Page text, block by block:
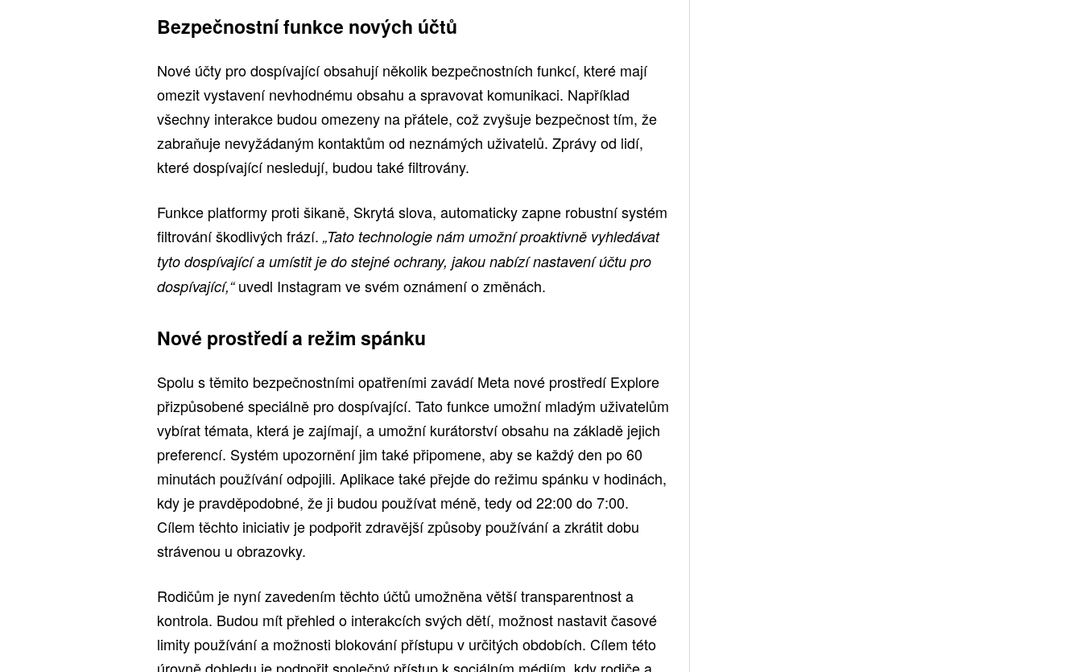
Bezpečnostní funkce nových účtů
Nové účty pro dospívající obsahují několik bezpečnostních funkcí, které mají
omezit vystavení nevhodnému obsahu a spravovat komunikaci. Například
všechny interakce budou omezeny na přátele, což zvyšuje bezpečnost tím, že
zabraňuje nevyžádaným kontaktům od neznámých uživatelů. Zprávy od lidí,
které dospívající nesledují, budou také filtrovány.
Funkce platformy proti šikaně, Skrytá slova, automaticky zapne robustní systém
filtrování škodlivých frází. „Tato technologie nám umožní proaktivně vyhledávat
tyto dospívající a umístit je do stejné ochrany, jakou nabízí nastavení účtu pro
dospívající,“uvedl Instagram ve svém oznámení o změnách.
Nové prostředí a režim spánku
Spolu s těmito bezpečnostními opatřeními zavádí Meta nové prostředí Explore
přizpůsobené speciálně pro dospívající. Tato funkce umožní mladým uživatelům
vybírat témata, která je zajímají, a umožní kurátorství obsahu na základě jejich
preferencí. Systém upozornění jim také připomene, aby se každý den po 60
minutách používání odpojili. Aplikace také přejde do režimu spánku v hodinách,
kdy je pravděpodobné, že ji budou používat méně, tedy od 22:00 do 7:00.
Cílem těchto iniciativ je podpořit zdravější způsoby používání a zkrátit dobu
strávenou u obrazovky.
Rodičům je nyní zavedením těchto účtů umožněna větší transparentnost a
kontrola. Budou mít přehled o interakcích svých dětí, možnost nastavit časové
limity používání a možnosti blokování přístupu v určitých obdobích. Cílem této